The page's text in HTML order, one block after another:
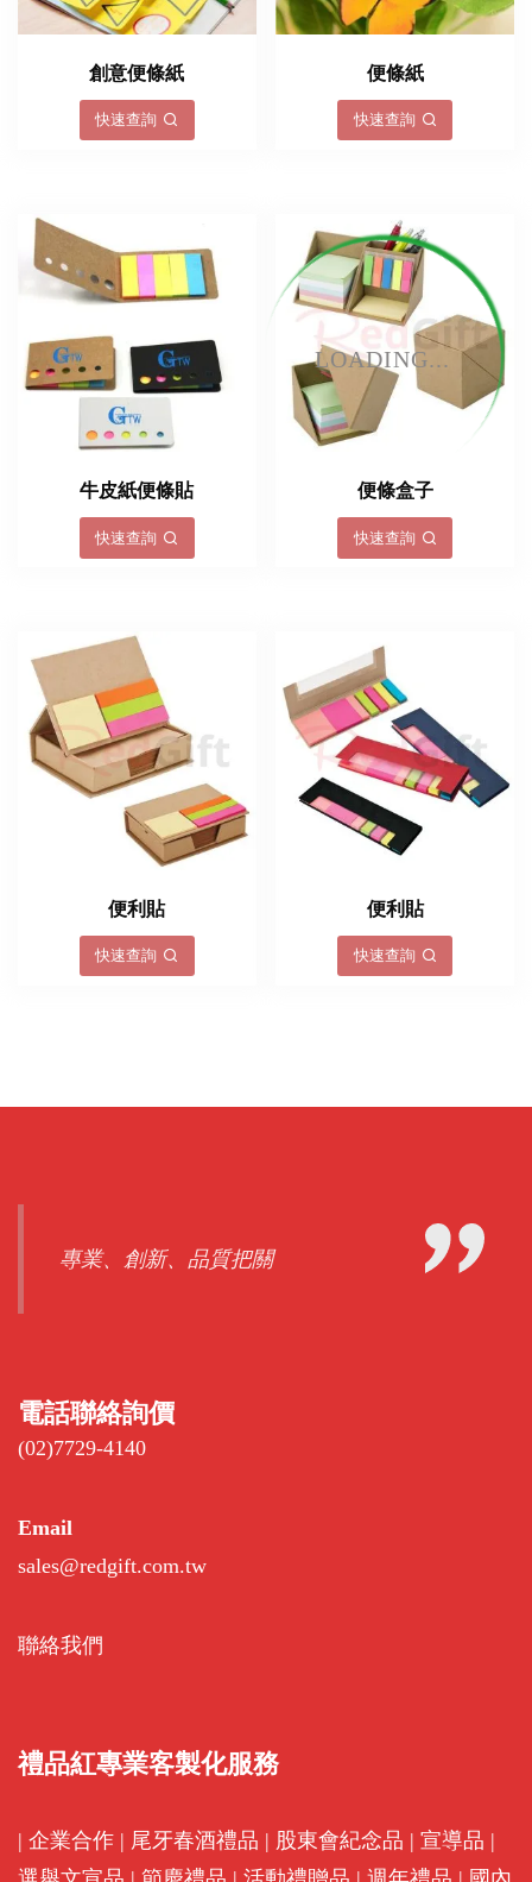
LOADING...
創意便條紙
快速查詢
便條紙
快速查詢
牛皮紙便條貼
快速查詢
便條盒子
快速查詢
便利貼
快速查詢
便利貼
快速查詢
專業、創新、品質把關
電話聯絡詢價
(02)7729-4140
Email
sales@redgift.com.tw
聯絡我們
禮品紅專業客製化服務
| 企業合作 | 尾牙春酒禮品 | 股東會紀念品 | 宣導品 |